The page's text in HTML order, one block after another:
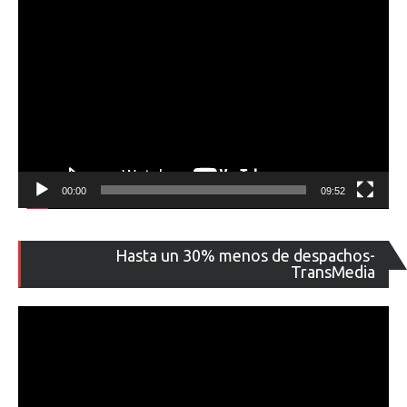
00:00 09:52
Hasta un 30% menos de despachos-
TransMedia
de